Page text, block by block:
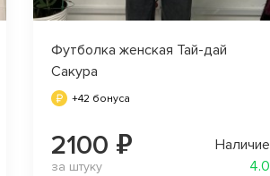
Футболка женская Тай-дай
Сакура
+42 бонуса
2100 ₽
за штуку
Наличие
4.0